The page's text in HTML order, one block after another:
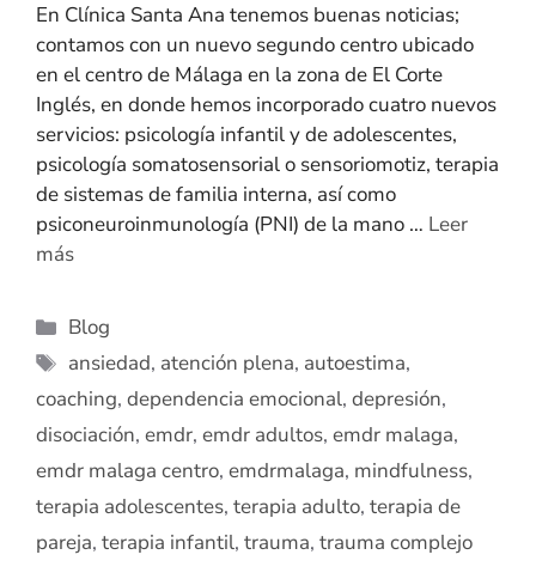
En Clínica Santa Ana tenemos buenas noticias;
contamos con un nuevo segundo centro ubicado
en el centro de Málaga en la zona de El Corte
Inglés, en donde hemos incorporado cuatro nuevos
servicios: psicología infantil y de adolescentes,
psicología somatosensorial o sensoriomotiz, terapia
de sistemas de familia interna, así como
psiconeuroinmunología (PNI) de la mano … Leer
más
Blog
ansiedad, atención plena, autoestima,
coaching, dependencia emocional, depresión,
disociación, emdr, emdr adultos, emdr malaga,
emdr malaga centro, emdrmalaga, mindfulness,
terapia adolescentes, terapia adulto, terapia de
pareja, terapia infantil, trauma, trauma complejo